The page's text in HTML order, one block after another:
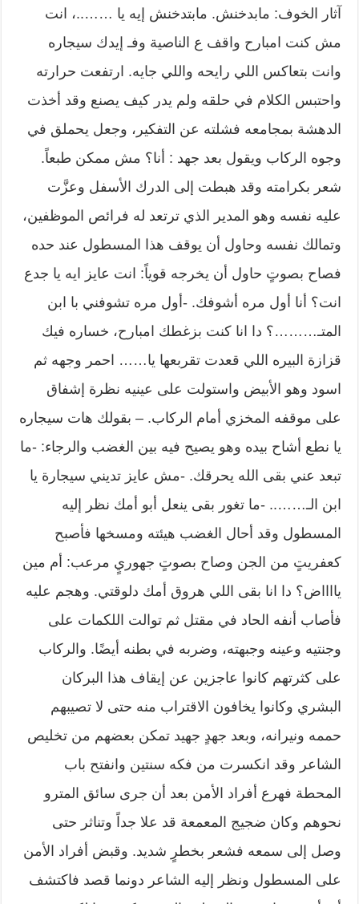
آثار الخوف: مابدخنش. مابتدخنش إيه يا ……..، انت
مش كنت امبارح واقف ع الناصية وفـ إيدك سيجاره
وانت بتعاكس اللي رايحه واللي جايه. ارتفعت حرارته
واحتبس الكلام في حلقه ولم يدر كيف يصنع وقد أخذت
الدهشة بمجامعه فشلته عن التفكير، وجعل يحملق في
وجوه الركاب ويقول بعد جهد : أنا؟ مش ممكن طبعاً.
شعر بكرامته وقد هبطت إلى الدرك الأسفل وعزَّت
عليه نفسه وهو المدير الذي ترتعد له فرائص الموظفين،
وتمالك نفسه وحاول أن يوقف هذا المسطول عند حده
فصاح بصوتٍ حاول أن يخرجه قوياً: انت عايز ايه يا جدع
انت؟ أنا أول مره أشوفك. -أول مره تشوفني با ابن
المتـ………؟ دا انا كنت بزغطك امبارح، خساره فيك
قزازة البيره اللي قعدت تقربعها يا…… احمر وجهه ثم
اسود وهو الأبيض واستولت على عينيه نظرة إشفاق
على موقفه المخزي أمام الركاب. – بقولك هات سيجاره
يا نطع أشاح بيده وهو يصيح فيه بين الغضب والرجاء: -ما
تبعد عني بقى الله يحرقك. -مش عايز تديني سيجارة يا
ابن الـ…….. -ما تغور بقى ينعل أبو أمك نظر إليه
المسطول وقد أحال الغضب هيئته ومسخها فأصبح
كعفريتٍ من الجن وصاح بصوتٍ جهوريٍ مرعب: أم مين
يااااض؟ دا انا بقى اللي هروق أمك دلوقتي. وهجم عليه
فأصاب أنفه الحاد في مقتل ثم توالت اللكمات على
وجنتيه وعينه وجبهته، وضربه في بطنه أيضًا. والركاب
على كثرتهم كانوا عاجزين عن إيقاف هذا البركان
البشري وكانوا يخافون الاقتراب منه حتى لا تصيبهم
حممه ونيرانه، وبعد جهدٍ جهيد تمكن بعضهم من تخليص
الشاعر وقد انكسرت من فكه سنتين وانفتح باب
المحطة فهرع أفراد الأمن بعد أن جرى سائق المترو
نحوهم وكان ضجيج المعمعة قد علا جداً وتناثر حتى
وصل إلى سمعه فشعر بخطرٍ شديد. وقبض أفراد الأمن
على المسطول ونظر إليه الشاعر دونما قصد فاكتشف